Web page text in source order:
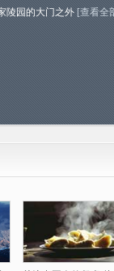
陵园的大门之外 [查看全